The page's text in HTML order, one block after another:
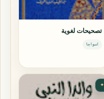
تصحيحات لغوية
اسواجا
✦